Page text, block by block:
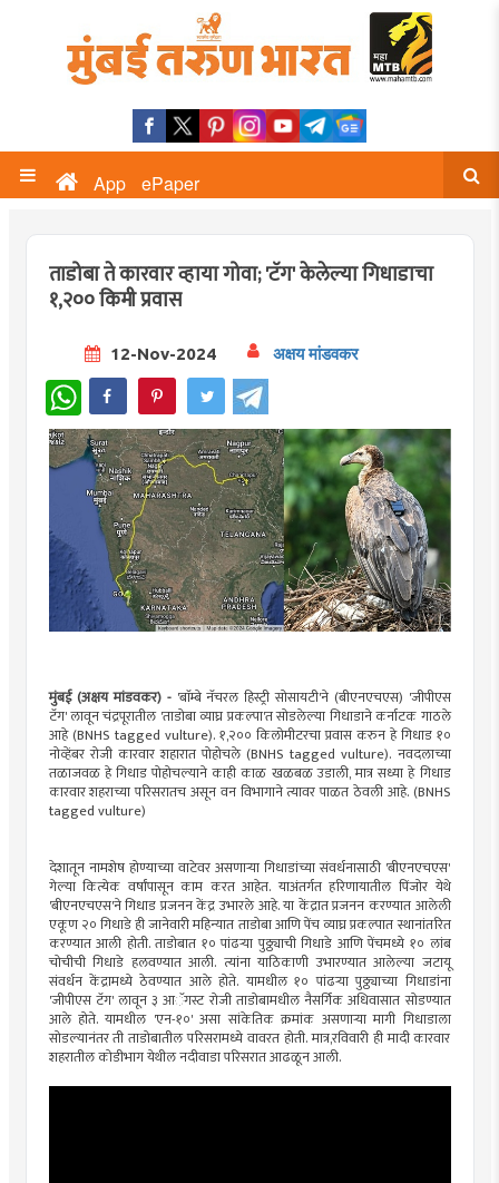
App ePaper
ताडोबा ते कारवार व्हाया गोवा; 'टॅग' केलेल्या गिधाडाचा
१,२०० किमी प्रवास
12-Nov-2024 अक्षय मांडवकर
WhatsApp
मुंबई (अक्षय मांडवकर) - 'बाॅम्बे नॅचरल हिस्ट्री सोसायटी'ने (बीएनएचएस) 'जीपीएस
टॅग' लावून चंद्रपूरातील 'ताडोबा व्याघ्र प्रकल्पा'त सोडलेल्या गिधाडाने कर्नाटक गाठले
आहे (BNHS tagged vulture). १,२०० किलोमीटरचा प्रवास करुन हे गिधाड १०
नोव्हेंबर रोजी कारवार शहारात पोहोचले (BNHS tagged vulture). नवदलाच्या
तळाजवळ हे गिधाड पोहोचल्याने काही काळ खळबळ उडाली, मात्र सध्या हे गिधाड
कारवार शहराच्या परिसरातच असून वन विभागाने त्यावर पाळत ठेवली आहे. (BNHS
tagged vulture)
देशातून नामशेष होण्याच्या वाटेवर असणाऱ्या गिधाडांच्या संवर्धनासाठी 'बीएनएचएस'
गेल्या कित्येक वर्षांपासून काम करत आहेत. याअंतर्गत हरिणायातील पिंजोर येथे
'बीएनएचएस'ने गिधाड प्रजनन केंद्र उभारले आहे. या केंद्रात प्रजनन करण्यात आलेली
एकूण २० गिधाडे ही जानेवारी महिन्यात ताडोबा आणि पेंच व्याघ्र प्रकल्पात स्थानांतरित
करण्यात आली होती. ताडोबात १० पांढऱ्या पुठ्ठ्याची गिधाडे आणि पेंचमध्ये १० लांब
चोचीची गिधाडे हलवण्यात आली. त्यांना याठिकाणी उभारण्यात आलेल्या जटायू
संवर्धन केंद्रामध्ये ठेवण्यात आले होते. यामधील १० पांढऱ्या पुठ्ठ्याच्या गिधाडांंना
'जीपीएस टॅग' लावून ३ आॅगस्ट रोजी ताडोबामधील नैसर्गिक अधिवासात सोडण्यात
आले होते. यामधील 'एन-१०' असा सांकेतिक क्रमांक असणाऱ्या मागी गिधाडाला
सोडल्यानंतर ती ताडोबातील परिसरामध्ये वावरत होती. मात्र,रविवारी ही मादी कारवार
शहरातील कोडीभाग येथील नदीवाडा परिसरात आढळून आली.